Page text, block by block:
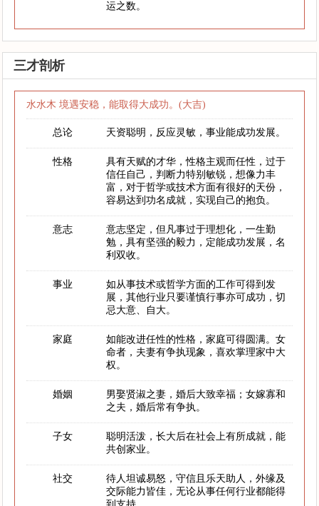
运之数。
三才剖析
水水木 境遇安稳，能取得大成功。(大吉)
总论 天资聪明，反应灵敏，事业能成功发展。
性格
具有天赋的才华，性格主观而任性，过于
信任自己，判断力特别敏锐，想像力丰
富，对于哲学或技术方面有很好的天份，
容易达到功名成就，实现自己的抱负。
意志
意志坚定，但凡事过于理想化，一生勤
勉，具有坚强的毅力，定能成功发展，名
利双收。
事业
如从事技术或哲学方面的工作可得到发
展，其他行业只要谨慎行事亦可成功，切
忌大意、自大。
家庭
如能改进任性的性格，家庭可得圆满。女
命者，夫妻有争执现象，喜欢掌理家中大
权。
婚姻
男娶贤淑之妻，婚后大致幸福；女嫁寡和
之夫，婚后常有争执。
子女
聪明活泼，长大后在社会上有所成就，能
共创家业。
社交
待人坦诚易怒，守信且乐天助人，外缘及
交际能力皆佳，无论从事任何行业都能得